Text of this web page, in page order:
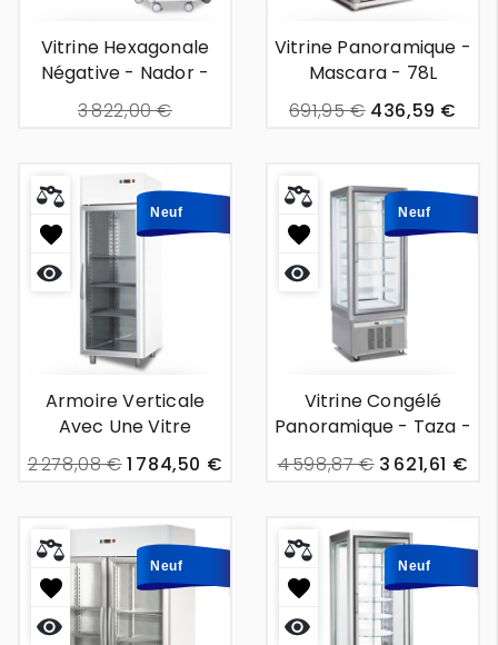
Vitrine Hexagonale
Négative - Nador -
600l
3 822,00 €
Vitrine Panoramique -
Mascara - 78L
691,95 € 436,59 €
Neuf
Armoire Verticale
Avec Une Vitre
Frontale - Biarritz -
700l
2 278,08 € 1 784,50 €
Neuf
Vitrine Congélé
Panoramique - Taza -
420l
4 598,87 € 3 621,61 €
Neuf Neuf